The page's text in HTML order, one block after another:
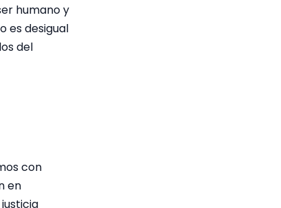
humano y
es desigual
del
con
en